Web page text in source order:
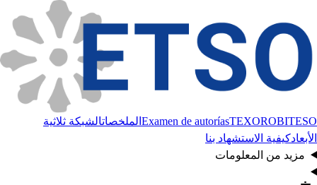
Examen de autoríasTEXOROBITESO الملخصاتالشبكة ثلاثية
الأبعادكيفية الاستشهاد بنا
مزيد من المعلومات